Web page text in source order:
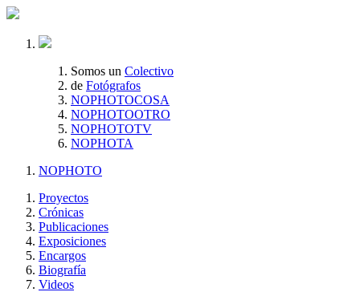
Somos un Colectivo
de Fotógrafos
NOPHOTOCOSA
NOPHOTOOTRO
NOPHOTOTV
NOPHOTA
NOPHOTO
Proyectos
Crónicas
Publicaciones
Exposiciones
Encargos
Biografía
Videos